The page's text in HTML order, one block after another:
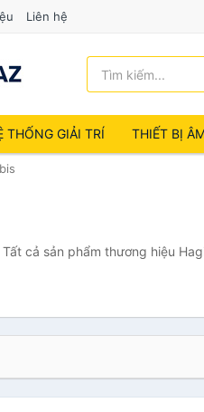
Liên hệ
THỐNG GIẢI TRÍ THIẾT BỊ
Tất cả sản phẩm thương hiệu